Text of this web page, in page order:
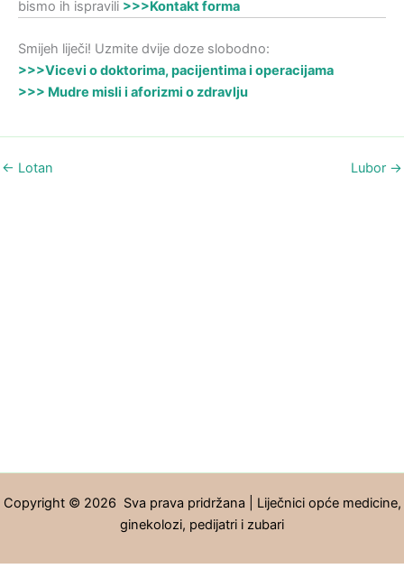
bismo ih ispravili >>>Kontakt forma
Smijeh liječi! Uzmite dvije doze slobodno:
>>>Vicevi o doktorima, pacijentima i operacijama
>>> Mudre misli i aforizmi o zdravlju
← Lotan Lubor →
Copyright © 2026 Sva prava pridržana | Liječnici opće medicine,
ginekolozi, pedijatri i zubari